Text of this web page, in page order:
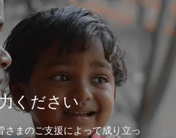
ください
さまのご支援によって成り立っ